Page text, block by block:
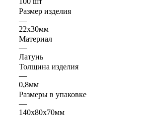
Размер изделия
—
22х30мм
Материал
—
Латунь
Толщина изделия
—
0,8мм
Размеры в упаковке
—
140x80x70мм